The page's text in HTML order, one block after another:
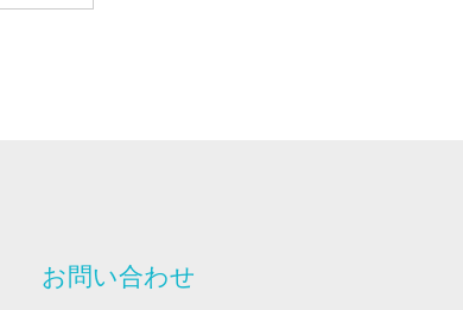
お問い合わせ